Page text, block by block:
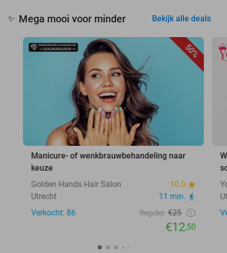
✨ Mega mooi voor minder Bekijk alle deals
50%
Manicure- of wenkbrauwbehandeling naar
keuze
Golden Hands Hair Salon
10.0
Utrecht
11 min.
Verkocht: 86
Regulier €25
€12,50